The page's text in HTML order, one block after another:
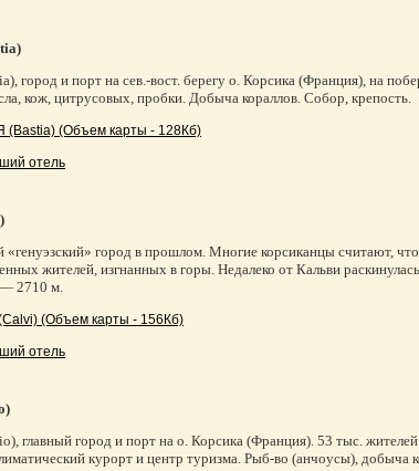
город и порт на сев.-вост. берегу о. Корсика (Франция), на
кож, цитрусовых, пробки. Добыча кораллов. Собор, крепость.
(Bastia) (Объем карты - 128Кб)
отель
«генуэзский» город в прошлом. Многие корсиканцы считают,
жителей, изгнанных в горы. Недалеко от Кальви
2710 м.
(Объем карты - 156Кб)
отель
главный город и порт на о. Корсика (Франция). 53 тыс.
курорт и центр туризма. Рыб-во (анчоусы), добыча